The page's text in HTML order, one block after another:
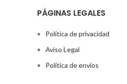
PÁGINAS LEGALES
Política de privacidad
Aviso Legal
Política de envíos